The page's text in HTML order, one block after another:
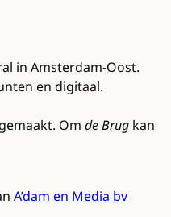
in Amsterdam-Oost.
en digitaal.
Om de Brug kan
A’dam en Media bv